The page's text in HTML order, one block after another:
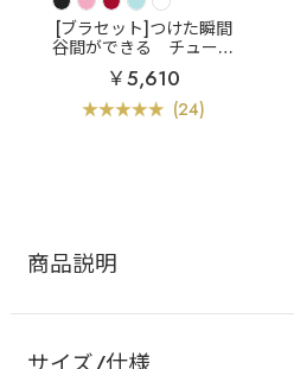
[ブラセット]つけた瞬間
谷間ができる
チュール
レース 超盛ブラ(R) ブラ
ジャー&ショーツ
￥5,610
(24)
商品説明